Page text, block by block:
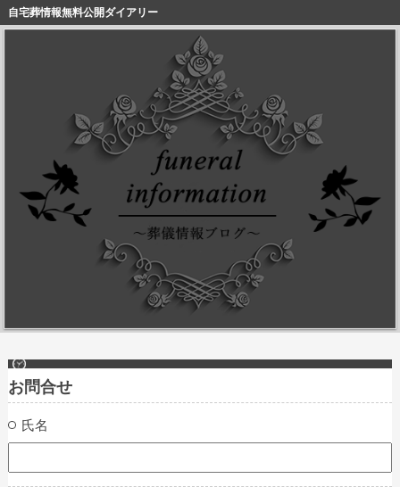
自宅葬情報無料公開ダイアリー
お問合せ
氏名